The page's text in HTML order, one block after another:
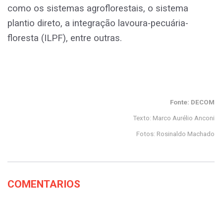
como os sistemas agroflorestais, o sistema
plantio direto, a integração lavoura-pecuária-
floresta (ILPF), entre outras.
Fonte: DECOM
Texto: Marco Aurélio Anconi
Fotos: Rosinaldo Machado
COMENTARIOS